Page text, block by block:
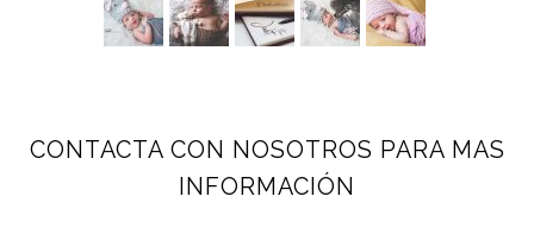
CONTACTA CON NOSOTROS PARA MAS
INFORMACIÓN